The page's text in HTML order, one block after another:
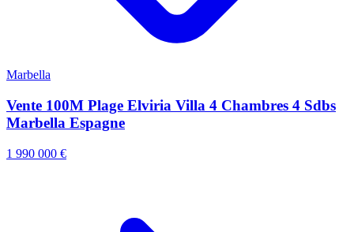
Marbella
Vente 100M Plage Elviria Villa 4 Chambres 4 Sdbs
Marbella Espagne
1 990 000 €